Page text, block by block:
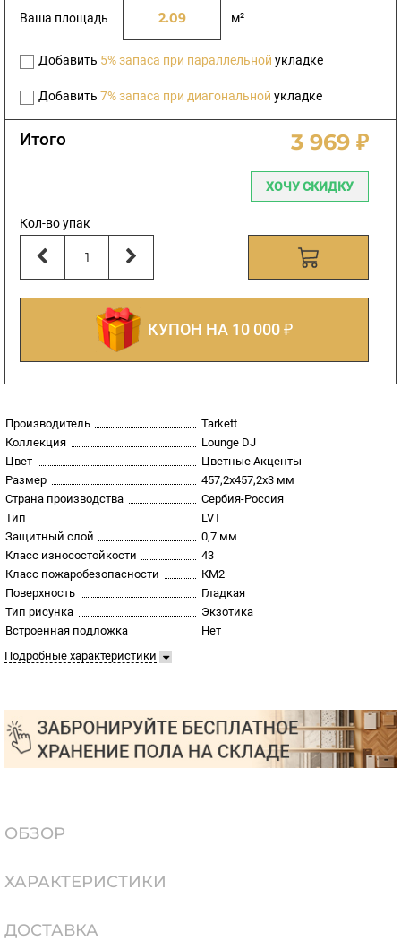
Ваша площадь м²
Добавить 5% запаса при параллельной укладке
Добавить 7% запаса при диагональной укладке
Итого 3 969 ₽
ХОЧУ СКИДКУ
Кол-во упак
КУПОН НА 10 000 ₽
Производитель
Tarkett
Коллекция
Lounge DJ
Цвет
Цветные Акценты
Размер
457,2х457,2х3 мм
Страна производства
Сербия-Россия
Тип
LVT
Защитный слой
0,7 мм
Класс износостойкости
43
Класс пожаробезопасности
КМ2
Поверхность
Гладкая
Тип рисунка
Экзотика
Встроенная подложка
Нет
Подробные характеристики
ОБЗОР
ХАРАКТЕРИСТИКИ
ДОСТАВКА